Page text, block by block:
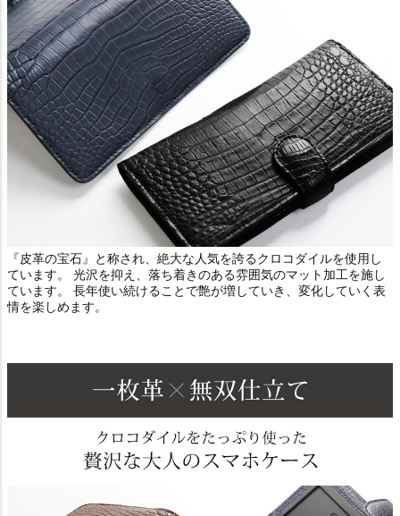
『皮革の宝石』と称され、絶大な人気を誇るクロコダイルを使用し
ています。 光沢を抑え、落ち着きのある雰囲気のマット加工を施し
ています。 長年使い続けることで艶が増していき、変化していく表
情を楽しめます。